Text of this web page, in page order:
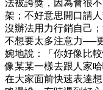
法被誇獎，因為會很
架；不好意思開口請
沒辦法用力行銷自己
不想要太多注意力──
婉地說：「你好像比
像某某一樣去跟人家
在大家面前快速表達